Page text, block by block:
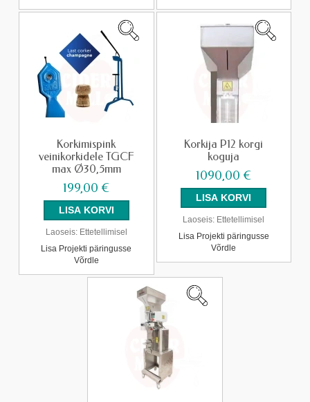
Korkimispink
veinikorkidele TGCF
max Ø30,5mm
199,00 €
Laoseis: Ettetellimisel
Lisa Projekti päringusse
Võrdle
Korkija P12 korgi
koguja
1090,00 €
Laoseis: Ettetellimisel
Lisa Projekti päringusse
Võrdle